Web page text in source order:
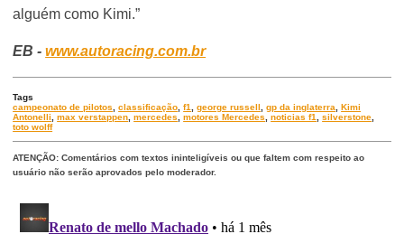
alguém como Kimi.”
EB -www.autoracing.com.br
Tags
campeonato de pilotos
,classificação ,f1 ,george russell ,gp da inglaterra ,Kimi
Antonelli
,max verstappen ,mercedes ,motores Mercedes ,noticias f1 ,silverstone
toto wolff
ATENÇÃO: Comentários com textos ininteligíveis ou que faltem com respeito ao
usuário não serão aprovados pelo moderador.